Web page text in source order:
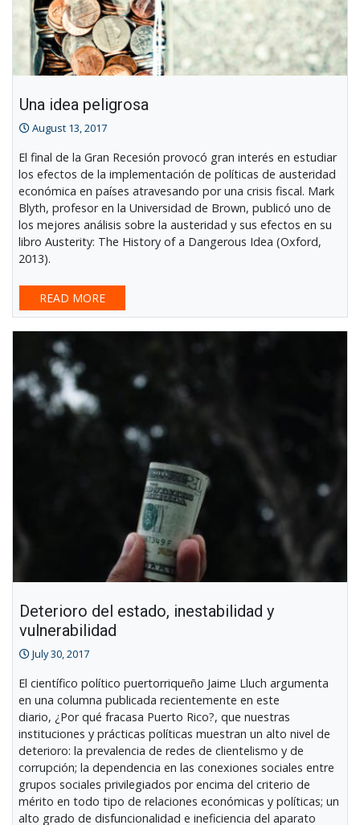
Una idea peligrosa
August 13, 2017
El final de la Gran Recesión provocó gran interés en estudiar
los efectos de la implementación de políticas de austeridad
económica en países atravesando por una crisis fiscal. Mark
Blyth, profesor en la Universidad de Brown, publicó uno de
los mejores análisis sobre la austeridad y sus efectos en su
libro Austerity: The History of a Dangerous Idea (Oxford,
2013).
READ MORE
Deterioro del estado, inestabilidad y
vulnerabilidad
July 30, 2017
El científico político puertorriqueño Jaime Lluch argumenta
en una columna publicada recientemente en este
diario, ¿Por qué fracasa Puerto Rico?, que nuestras
instituciones y prácticas políticas muestran un alto nivel de
deterioro: la prevalencia de redes de clientelismo y de
corrupción; la dependencia en las conexiones sociales entre
grupos sociales privilegiados por encima del criterio de
mérito en todo tipo de relaciones económicas y políticas; un
alto grado de disfuncionalidad e ineficiencia del aparato